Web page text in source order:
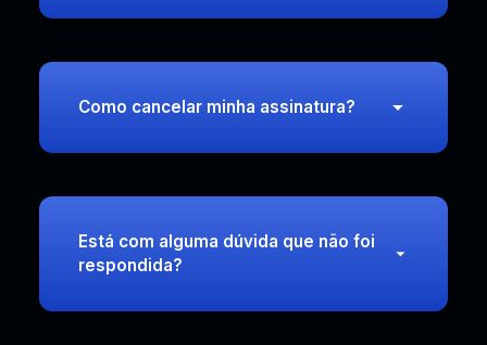
Como cancelar minha assinatura?
Está com alguma dúvida que não foi
respondida?